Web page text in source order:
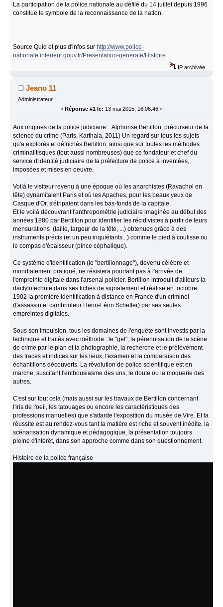
La participation de la police nationale au défilé du 14 juillet depuis 1996
constitue le symbole de la reconnaissance de la nation.
Source Quid et plus d'infos sur http://www.police-
nationale.interieur.gouv.fr/Presentation-generale/Histoire
IP archivée
Jeano 11
Administrateur
« Réponse #1 le: 13 mai 2015, 16:06:46 »
Aux origines de la police judiciaire... Alphonse Bertillon, précurseur de la
science du crime (Paris, Karthala, 2011) Un regard sur tous les sujets
qu'a explorés et défrichés Bertillon, ainsi que sur toutes les méthodes
criminalitisques (tout aussi nombreuses) que ce fondateur et chef du
service d'identité judiciaire de la préfecture de police a inventées,
imposées et mises en oeuvre.
Voilà le visiteur revenu à une époque où les anarchistes (Ravachol en
tête) dynamitaient Paris et où les Apaches, pour les beaux yeux de
Casque d'Or, s'étripaient dans les bas-fonds de la capitale.
Et le voilà découvrant l'anthropométrie judiciaire imaginée au début des
années 1880 par Bertillon pour identifier les récidivistes à partir de leurs
mensurations (taille, largeur de la tête, ...) obtenues grâce à des
instruments précis (et un peu inquiétants...) comme le pied à coulisse ou
le compas d'épaisseur (pince céphalique).
Ce système d'identification (le "bertillonnage"), devenu célèbre et
mondialement pratiqué, ne résistera pourtant pas à l'arrivée de
l'empreinte digitale dans l'arsenal policier. Bertillon introduit d'ailleurs la
dactylotechnie dans ses fiches de signalement et réalise en octobre
1902 la première identification à distance en France d'un criminel
(l'assassin et cambrioleur Henri-Léon Scheffer) par ses seules
empreintes digitales.
Sous son impulsion, tous les domaines de l'enquête sont investis par la
technique et traités avec méthode : le "gel", la pérennisation de la scène
de crime par le plan et la photographie, la recherche et le prélèvement
des traces et indices sur les lieux, l'examen et la comparaison des
échantillons découverts. La révolution de police scientifique est en
marche, suscitant l'enthousiasme des uns, le doute ou la moquerie des
autres.
C'est sur tout cela (mais aussi sur les travaux de Bertillon concernant
l'iris de l'oeil, les tatouages ou encore les caractéristiques des
professions manuelles) que s'attarde l'exposition du musée de Vire. Et la
réussite est au rendez-vous tant la matière est riche et souvent inédite, la
scénarisation dynamique et pédagogique, la présentation toujours
pleine d'intérêt, dans son approche comme dans son questionnement.
Histoire de la police française